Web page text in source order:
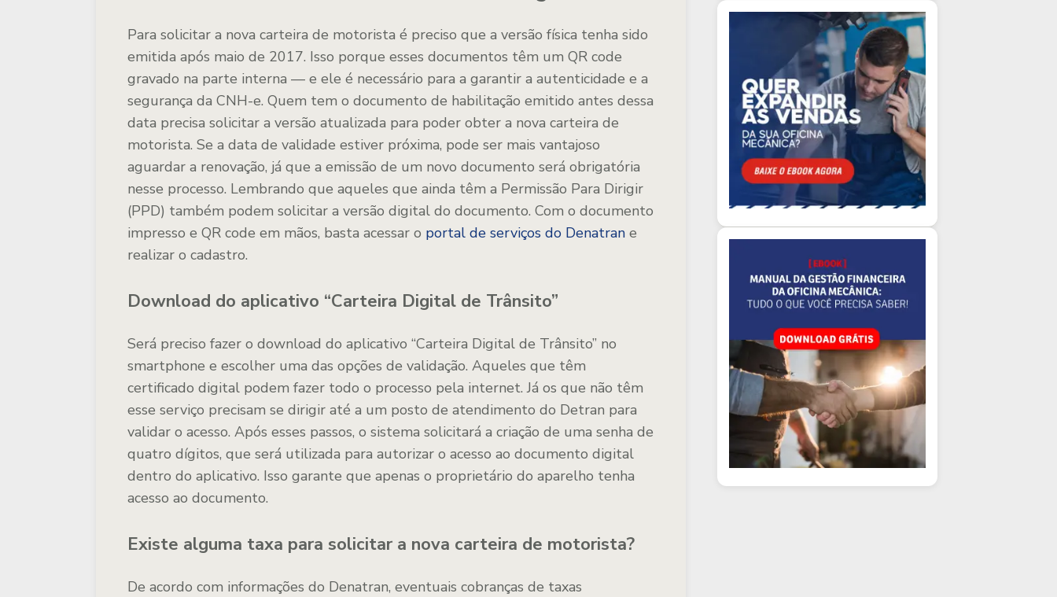
Para solicitar a nova carteira de motorista é preciso que a versão física tenha sido
emitida após maio de 2017. Isso porque esses documentos têm um QR code
gravado na parte interna — e ele é necessário para a garantir a autenticidade e a
segurança da CNH-e. Quem tem o documento de habilitação emitido antes dessa
data precisa solicitar a versão atualizada para poder obter a nova carteira de
motorista. Se a data de validade estiver próxima, pode ser mais vantajoso
aguardar a renovação, já que a emissão de um novo documento será obrigatória
nesse processo. Lembrando que aqueles que ainda têm a Permissão Para Dirigir
(PPD) também podem solicitar a versão digital do documento. Com o documento
impresso e QR code em mãos, basta acessar o portal de serviços do Denatran e
realizar o cadastro.
Download do aplicativo “Carteira Digital de Trânsito”
Será preciso fazer o download do aplicativo “Carteira Digital de Trânsito” no
smartphone e escolher uma das opções de validação. Aqueles que têm
certificado digital podem fazer todo o processo pela internet. Já os que não têm
esse serviço precisam se dirigir até a um posto de atendimento do Detran para
validar o acesso. Após esses passos, o sistema solicitará a criação de uma senha de
quatro dígitos, que será utilizada para autorizar o acesso ao documento digital
dentro do aplicativo. Isso garante que apenas o proprietário do aparelho tenha
acesso ao documento.
Existe alguma taxa para solicitar a nova carteira de motorista?
De acordo com informações do Denatran, eventuais cobranças de taxas